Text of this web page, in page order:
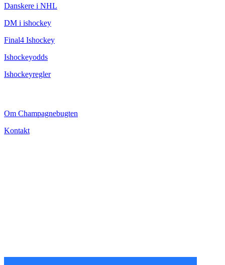
Danskere i NHL
DM i ishockey
Final4 Ishockey
Ishockeyodds
Ishockeyregler
Om Champagnebugten
Kontakt